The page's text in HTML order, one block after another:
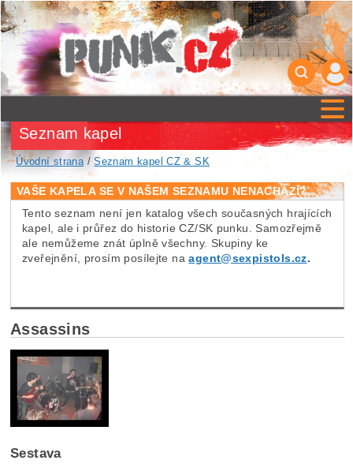
Seznam kapel
Úvodní strana/Seznam kapel CZ & SK
VAŠE KAPELA SE V NAŠEM SEZNAMU NENACHÁZÍ?
Tento seznam není jen katalog všech současných hrajících
kapel, ale i průřez do historie CZ/SK punku. Samozřejmě
ale nemůžeme znát úplně všechny. Skupiny ke
zveřejnění, prosím posílejte na agent@sexpistols.cz.
Assassins
Sestava